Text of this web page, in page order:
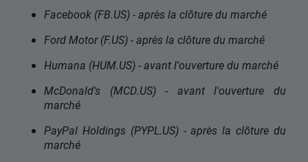
Facebook (FB.US) - après la clôture du marché
Ford Motor (F.US) - après la clôture du marché
Humana (HUM.US) - avant l'ouverture du marché
McDonald's (MCD.US) - avant l'ouverture du
marché
PayPal Holdings (PYPL.US) - après la clôture du
marché